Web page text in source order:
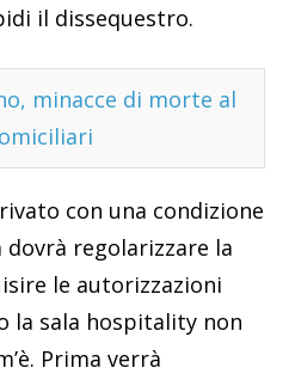
il dissequestro.
minacce di morte al
con una condizione
dovrà regolarizzare la
le autorizzazioni
la sala hospitality non
Prima verrà